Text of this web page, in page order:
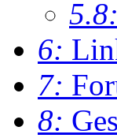
5.8:
6:
7:
8: